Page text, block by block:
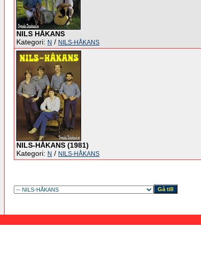
NILS HÅKANS
Kategori: N / NILS-HÅKANS
NILS-HÅKANS (1981)
Kategori: N / NILS-HÅKANS